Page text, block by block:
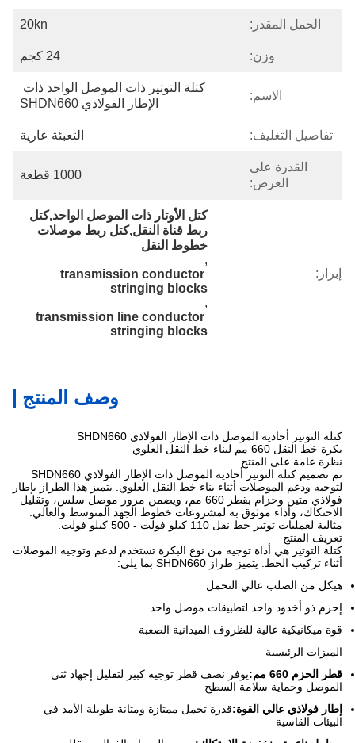
الحمل المقدر: 20kn
وزن: 24 كجم
الاسم:
كتلة التوتير ذات الموصل الواحد ذات
الإطار الفولاذي SHDN660
تفاصيل التغليف: التعبئة عارية
القدرة على
العرض:
1000 قطعة
إبراز:
كتل الأوتار ذات الموصل الواحد,كتل
ربط قناة النقل,كتل ربط موصلات
خطوط النقل
,
transmission conductor
stringing blocks
,
transmission line conductor
stringing blocks
وصف المنتج
كتلة التوتير أحادية الموصل ذات الإطار الفولاذي SHDN660
بكرة خط النقل 660 مم لبناء خط النقل العلوي
نظرة عامة على المنتج
تم تصميم كتلة التوتير أحادية الموصل ذات الإطار الفولاذي SHDN660
لتوجيه ودعم الموصلات أثناء بناء خط النقل العلوي. يتميز هذا الطراز بإطار
فولاذي متين وحزام بقطر 660 مم، ويضمن مرور موصل سلس، وتقليل
الاحتكاك، وأداء موثوق به لمشروعات خطوط الجهد المتوسط ​​والعالي.
مثالية لعمليات توتير خط نقل 110 كيلو فولت - 500 كيلو فولت.
تعريف المنتج
كتلة التوتير هي أداة توجيه من نوع البكرة تستخدم لدعم وتوجيه الموصلات
أثناء تركيب الخط. يتميز طراز SHDN660 بما يلي:
هيكل من الصلب عالي التحمل
إحزم ذو أخدود واحد لتطبيقات موصل واحد
قوة ميكانيكية عالية للظروف الميدانية الصعبة
الميزات الرئيسية
قطر الحزم 660 مم:
يوفر نصف قطر توجيه كبير لتقليل إجهاد ثني
الموصل وحماية سلامة السطح
إطار فولاذي عالي القوة:قدرة تحمل ممتازة ومتانة طويلة الأمد في
البيئات القاسية